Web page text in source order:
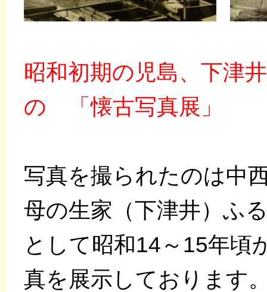
昭和初期の児島、下津
の 「懐古写真展」
写真を撮られたのは中
母の生家（下津井）ふ
として昭和14～15年頃
真を展示しております